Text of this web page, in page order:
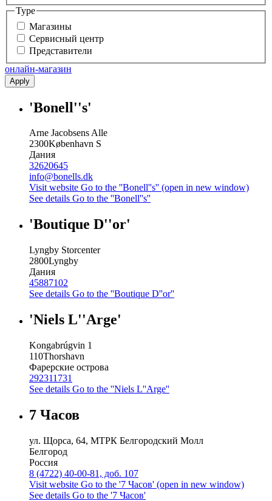
Type
Магазины
Сервисный центр
Представители
онлайн-магазин
Apply
'Bonell''s'
Arne Jacobsens Alle
2300København S
Дания
32620645
info@bonells.dk
Visit website Go to the ''Bonell''s'' (open in new window)
See details Go to the ''Bonell''s''
'Boutique D''or'
Lyngby Storcenter
2800Lyngby
Дания
45887102
See details Go to the ''Boutique D''or''
'Niels L''Arge'
Kongabrúgvin 1
110Thorshavn
Фарерские острова
292311731
See details Go to the ''Niels L''Arge''
7 Часов
ул. Щорса, 64, МТРК Белгородский Молл
Белгород
Россия
8 (4722) 40-00-81, доб. 107
Visit website Go to the '7 Часов' (open in new window)
See details Go to the '7 Часов'